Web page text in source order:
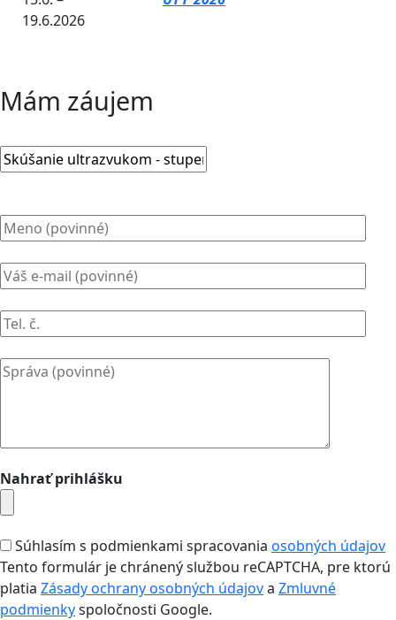
19.6.2026
Mám záujem
Nahrať prihlášku
Súhlasím s podmienkami spracovania osobných údajov
Tento formulár je chránený službou reCAPTCHA, pre ktorú
platia Zásady ochrany osobných údajova Zmluvné
podmienkyspoločnosti Google.